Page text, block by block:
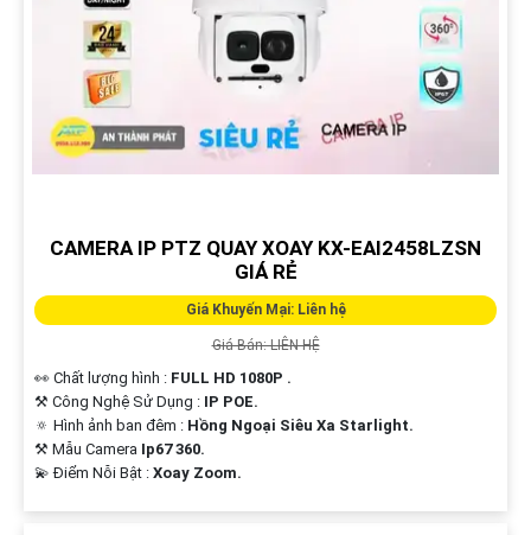
CAMERA IP PTZ QUAY XOAY KX-EAI2458LZSN
GIÁ RẺ
Giá Khuyến Mại: Liên hệ
Giá Bán: LIÊN HỆ
👀 Chất lượng hình : FULL HD 1080P .
⚒ Công Nghệ Sử Dụng : IP POE.
🔅 Hình ảnh ban đêm : Hồng Ngoại Siêu Xa Starlight.
⚒ Mẫu Camera Ip67 360.
️💫 Điểm Nỗi Bật : Xoay Zoom.